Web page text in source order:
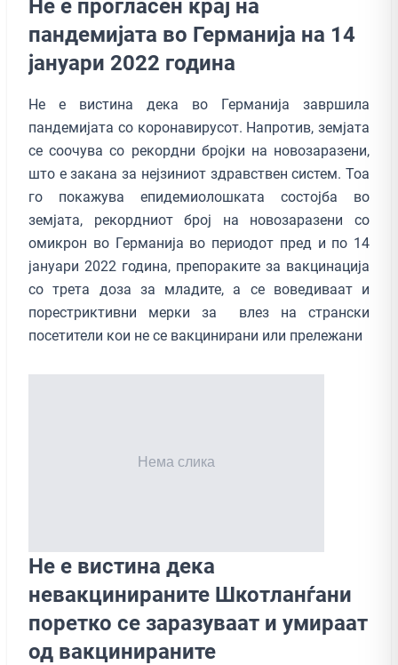
Не е прогласен крај на
пандемијата во Германија на 14
јануари 2022 година
Не е вистина дека во Германија завршила
пандемијата со коронавирусот. Напротив, земјата
се соочува со рекордни бројки на новозаразени,
што е закана за нејзиниот здравствен систем. Тоа
го покажува епидемиолошката состојба во
земјата, рекордниот број на новозаразени со
омикрон во Германија во периодот пред и по 14
јануари 2022 година, препораките за вакцинација
со трета доза за младите, а се воведиваат и
порестриктивни мерки за влез на странски
посетители кои не се вакцинирани или прележани
Не е вистина дека
невакцинираните Шкотланѓани
поретко се заразуваат и умираат
од вакцинираните